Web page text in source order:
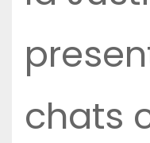
chats